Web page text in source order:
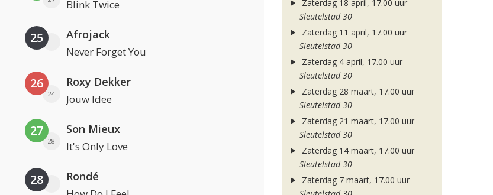
Blink Twice
25 Afrojack
Never Forget You
26
24
Roxy Dekker
Jouw Idee
27
28
Son Mieux
It's Only Love
28 Rondé
Zaterdag 18 april, 17.00 uur
Sleutelstad 30
Zaterdag 11 april, 17.00 uur
Sleutelstad 30
Zaterdag 4 april, 17.00 uur
Sleutelstad 30
Zaterdag 28 maart, 17.00 uur
Sleutelstad 30
Zaterdag 21 maart, 17.00 uur
Sleutelstad 30
Zaterdag 14 maart, 17.00 uur
Sleutelstad 30
Zaterdag 7 maart, 17.00 uur